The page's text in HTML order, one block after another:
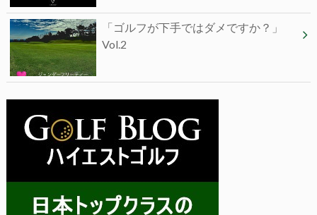
「ゴルフが下手ではダメですか？」
Vol.2